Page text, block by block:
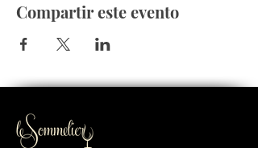
Compartir este evento